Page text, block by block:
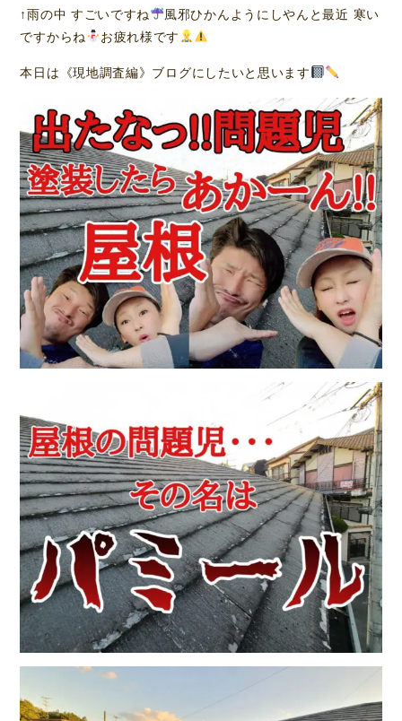
↑雨の中 すごいですね
風邪ひかんようにしやんと最近 寒い
ですからね
お疲れ様です
本日は《現地調査編》ブログにしたいと思います